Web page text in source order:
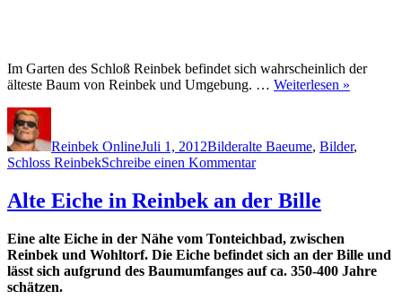
Im Garten des Schloß Reinbek befindet sich wahrscheinlich der
älteste Baum von Reinbek und Umgebung. … Weiterlesen »
Reinbek OnlineJuli 1, 2012Bilderalte Baeume, Bilder,
Schloss ReinbekSchreibe einen Kommentarzu
älteste
Baum
Reinbek
Alte Eiche in Reinbek an der Bille
Eine alte Eiche in der Nähe vom Tonteichbad, zwischen
Reinbek und Wohltorf. Die Eiche befindet sich an der Bille und
lässt sich aufgrund des Baumumfanges auf ca. 350-400 Jahre
schätzen.